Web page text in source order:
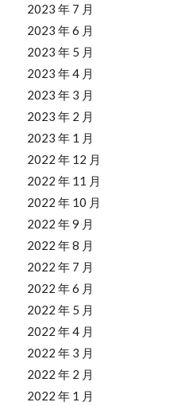
2023 年 7 月
2023 年 6 月
2023 年 5 月
2023 年 4 月
2023 年 3 月
2023 年 2 月
2023 年 1 月
2022 年 12 月
2022 年 11 月
2022 年 10 月
2022 年 9 月
2022 年 8 月
2022 年 7 月
2022 年 6 月
2022 年 5 月
2022 年 4 月
2022 年 3 月
2022 年 2 月
2022 年 1 月